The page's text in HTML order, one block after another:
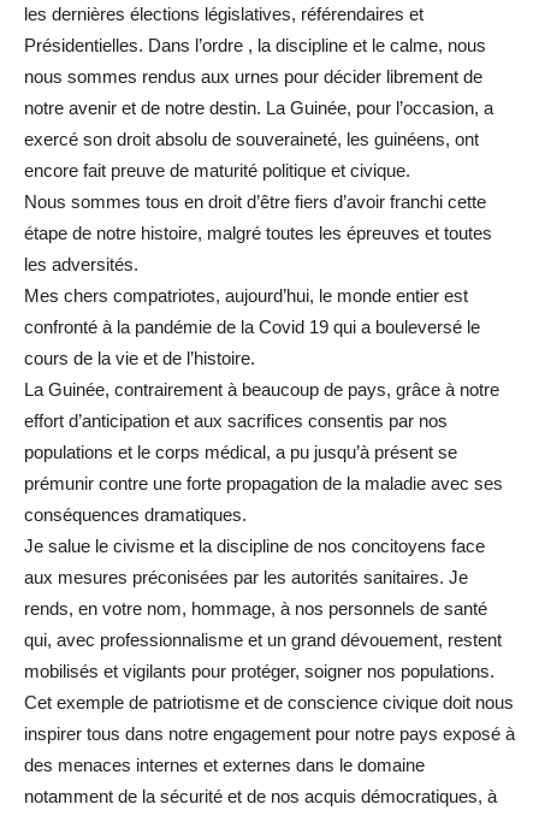
les dernières élections législatives, référendaires et
Présidentielles. Dans l’ordre , la discipline et le calme, nous
nous sommes rendus aux urnes pour décider librement de
notre avenir et de notre destin. La Guinée, pour l’occasion, a
exercé son droit absolu de souveraineté, les guinéens, ont
encore fait preuve de maturité politique et civique.
Nous sommes tous en droit d’être fiers d’avoir franchi cette
étape de notre histoire, malgré toutes les épreuves et toutes
les adversités.
Mes chers compatriotes, aujourd’hui, le monde entier est
confronté à la pandémie de la Covid 19 qui a bouleversé le
cours de la vie et de l’histoire.
La Guinée, contrairement à beaucoup de pays, grâce à notre
effort d’anticipation et aux sacrifices consentis par nos
populations et le corps médical, a pu jusqu’à présent se
prémunir contre une forte propagation de la maladie avec ses
conséquences dramatiques.
Je salue le civisme et la discipline de nos concitoyens face
aux mesures préconisées par les autorités sanitaires. Je
rends, en votre nom, hommage, à nos personnels de santé
qui, avec professionnalisme et un grand dévouement, restent
mobilisés et vigilants pour protéger, soigner nos populations.
Cet exemple de patriotisme et de conscience civique doit nous
inspirer tous dans notre engagement pour notre pays exposé à
des menaces internes et externes dans le domaine
notamment de la sécurité et de nos acquis démocratiques, à